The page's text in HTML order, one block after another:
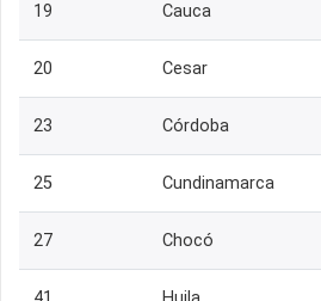
19 Cauca
20 Cesar
23 Córdoba
25 Cundinamarca
27 Chocó